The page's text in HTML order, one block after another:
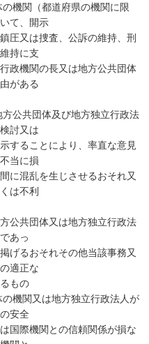
機関（都道府県の機関に限
て、開示
又は捜査、公訴の維持、刑
持に支
機関の長又は地方公共団体
がある
公共団体及び地方独立行政法
討又は
ることにより、率直な意見
当に損
混乱を生じさせるおそれ又
は不利
公共団体又は地方独立行政法
あっ
るおそれその他当該事務又
適正な
もの
機関又は地方独立行政法人が
安全
際機関との信頼関係が損な